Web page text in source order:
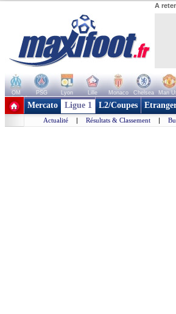
A
OM PSG Lyon Lille Monaco Chelsea Man
+ de clubs
Mercato Ligue 1 L2/Coupes
Actualité | Résultats & Classement |